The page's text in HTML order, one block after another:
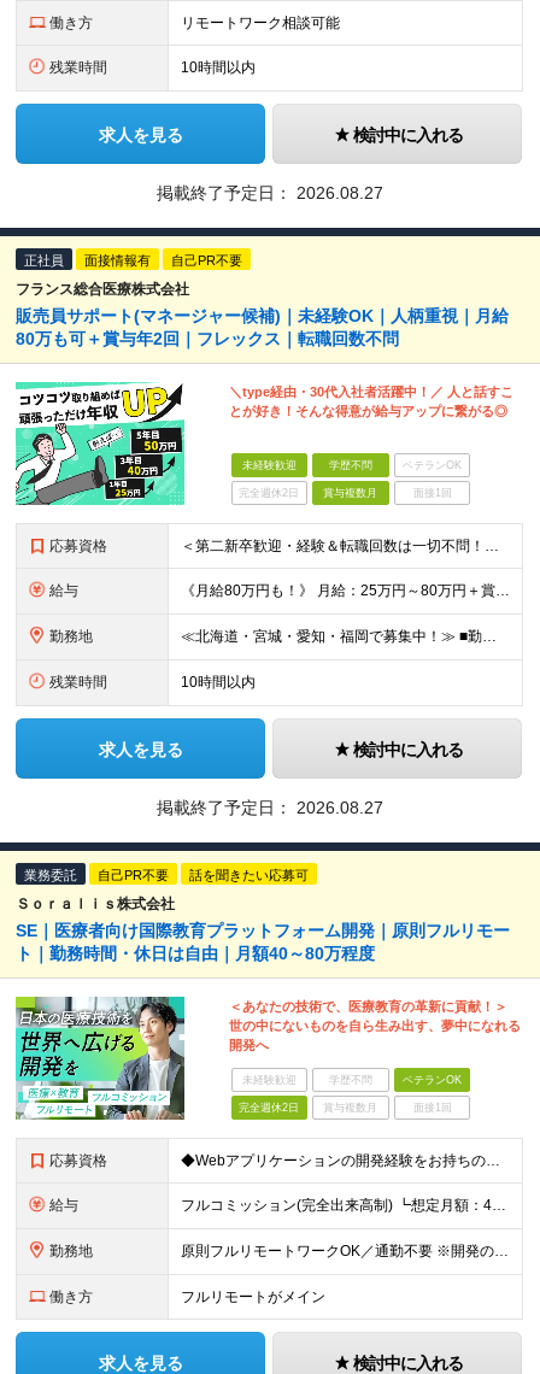
働き方 リモートワーク相談可能
残業時間 10時間以内
求人を見る 検討中に入れる
掲載終了予定日： 2026.08.27
正社員 面接情報有 自己PR不要
フランス総合医療株式会社
販売員サポート(マネージャー候補)｜未経験OK｜人柄重視｜月給
80万も可＋賞与年2回｜フレックス｜転職回数不問
＼type経由・30代入社者活躍中！／ 人と話すこ
とが好き！そんな得意が給与アップに繋がる◎
未経験歓迎 学歴不問 ベテランOK
完全週休2日 賞与複数月 面接1回
応募資格 ＜第二新卒歓迎・経験＆転職回数は一切不問！先入観を持たずに、まずは多くの方と面接したいと考えています＞ ◆未経験OK ◆学歴不問 ◆簡単なPC入力に抵抗がない方 ◆普通自動車免許をお持ちの方 《代
給与 《月給80万円も！》 月給：25万円～80万円＋賞与年2回 ※残業代は別途支給します ※試用期間は2ヶ月（待遇・給与・雇用形態に差異はありません） ※経験・スキルに応じて決定します
勤務地 ≪北海道・宮城・愛知・福岡で募集中！≫ ■勤務地 北海道、宮城県、愛知県、福岡県の各拠点で募集いたします。 ■本社 東京都港区六本木4丁目1番16号 六本木ハイツB1階 ※転勤あり ※入社後1か
残業時間 10時間以内
求人を見る 検討中に入れる
掲載終了予定日： 2026.08.27
業務委託 自己PR不要 話を聞きたい応募可
Ｓｏｒａｌｉｓ株式会社
SE｜医療者向け国際教育プラットフォーム開発｜原則フルリモー
ト｜勤務時間・休日は自由｜月額40～80万程度
＜あなたの技術で、医療教育の革新に貢献！＞
世の中にないものを自ら生み出す、夢中になれる
開発へ
未経験歓迎 学歴不問 ベテランOK
完全週休2日 賞与複数月 面接1回
応募資格 ◆Webアプリケーションの開発経験をお持ちの方（年数不問） ◆大卒以上 ◆英語での日常会話ができる方
給与 フルコミッション(完全出来高制) ┗想定月額：40万円～80万円 ┗稼働日数や時間は全て自由。自分のペースで働けます。 【収益モデル】 月20〜40時間稼働：月額15〜30万円 ※試用期間はありませ
勤務地 原則フルリモートワークOK／通勤不要 ※開発の熱量を共有するため、出社できる範囲にお住まいの方を想定。 ◆オフィス 東京都港区高輪3丁目25-29 Ave.Takanawa 5階エキスパートオフィス
働き方 フルリモートがメイン
求人を見る 検討中に入れる